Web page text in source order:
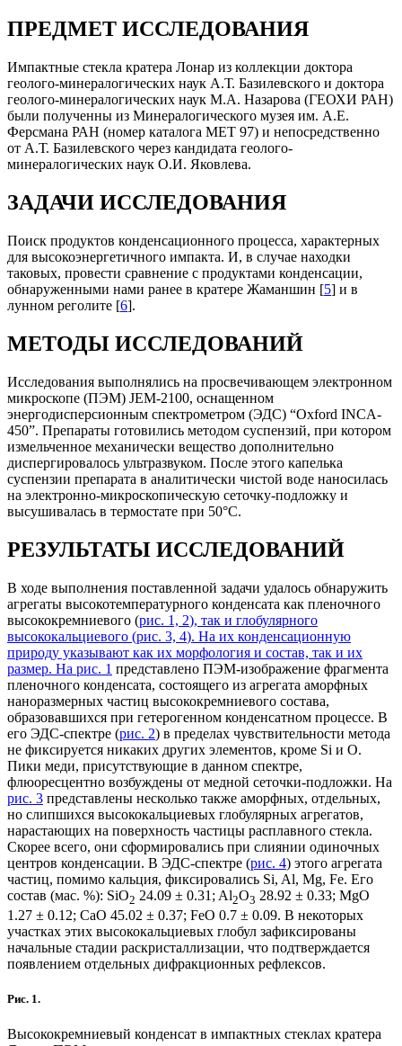
ПРЕДМЕТ ИССЛЕДОВАНИЯ
Импактные стекла кратера Лонар из коллекции доктора
геолого-минералогических наук А.Т. Базилевского и доктора
геолого-минералогических наук М.А. Назарова (ГЕОХИ РАН)
были полученны из Минералогического музея им. А.Е.
Ферсмана РАН (номер каталога MET 97) и непосредственно
от А.Т. Базилевского через кандидата геолого-
минералогических наук О.И. Яковлева.
ЗАДАЧИ ИССЛЕДОВАНИЯ
Поиск продуктов конденсационного процесса, характерных
для высокоэнергетичного импакта. И, в случае находки
таковых, провести сравнение с продуктами конденсации,
обнаруженными нами ранее в кратере Жаманшин [5] и в
лунном реголите [6].
МЕТОДЫ ИССЛЕДОВАНИЙ
Исследования выполнялись на просвечивающем электронном
микроскопе (ПЭМ) JEM-2100, оснащенном
энергодисперсионным спектрометром (ЭДС) “Oxford INCA-
450”. Препараты готовились методом суспензий, при котором
измельченное механически вещество дополнительно
диспергировалось ультразвуком. После этого капелька
суспензии препарата в аналитически чистой воде наносилась
на электронно-микроскопическую сеточку-подложку и
высушивалась в термостате при 50°С.
РЕЗУЛЬТАТЫ ИССЛЕДОВАНИЙ
В ходе выполнения поставленной задачи удалось обнаружить
агрегаты высокотемпературного конденсата как пленочного
высококремниевого (рис. 1, 2), так и глобулярного
высококальциевого (рис. 3, 4). На их конденсационную
природу указывают как их морфология и состав, так и их
размер. На рис. 1 представлено ПЭМ-изображение фрагмента
пленочного конденсата, состоящего из агрегата аморфных
наноразмерных частиц высококремниевого состава,
образовавшихся при гетерогенном конденсатном процессе. В
его ЭДС-спектре (рис. 2) в пределах чувствительности метода
не фиксируется никаких других элементов, кроме Si и O.
Пики меди, присутствующие в данном спектре,
флюоресцентно возбуждены от медной сеточки-подложки. На
рис. 3 представлены несколько также аморфных, отдельных,
но слипшихся высококальциевых глобулярных агрегатов,
нарастающих на поверхность частицы расплавного стекла.
Скорее всего, они сформировались при слиянии одиночных
центров конденсации. В ЭДС-спектре (рис. 4) этого агрегата
частиц, помимо кальция, фиксировались Si, Al, Mg, Fe. Его
состав (мас. %): SiO2 24.09 ± 0.31; Al2O3 28.92 ± 0.33; MgO
1.27 ± 0.12; CaO 45.02 ± 0.37; FeO 0.7 ± 0.09. В некоторых
участках этих высококальциевых глобул зафиксированы
начальные стадии раскристаллизации, что подтверждается
появлением отдельных дифракционных рефлексов.
Рис. 1.
Высококремниевый конденсат в импактных стеклах кратера